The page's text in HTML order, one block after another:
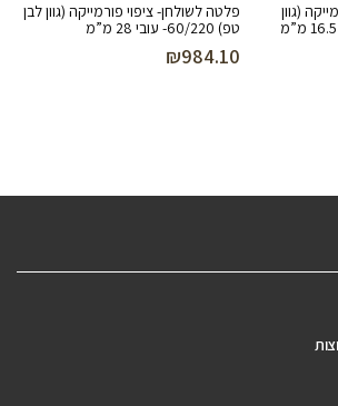
(גוון
פלטה לשולחן- ציפוי פורמייקה (גוון לבן
טפ) 60/220- עובי 28 מ”מ
₪984.10